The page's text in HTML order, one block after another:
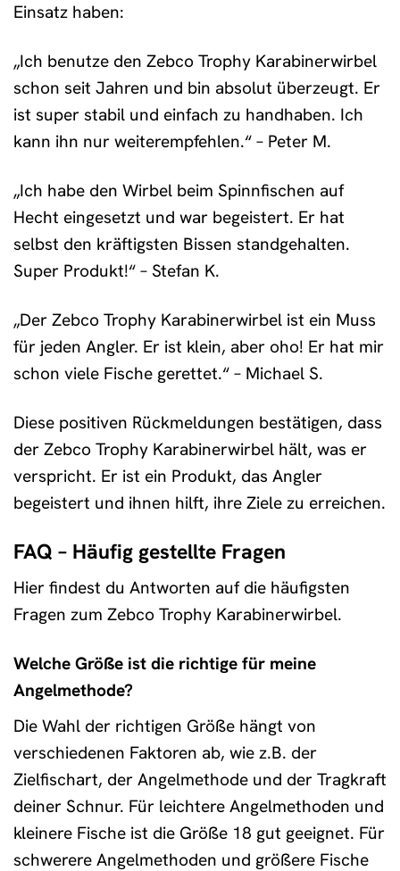
Einsatz haben:
„Ich benutze den Zebco Trophy Karabinerwirbel
schon seit Jahren und bin absolut überzeugt. Er
ist super stabil und einfach zu handhaben. Ich
kann ihn nur weiterempfehlen.“ – Peter M.
„Ich habe den Wirbel beim Spinnfischen auf
Hecht eingesetzt und war begeistert. Er hat
selbst den kräftigsten Bissen standgehalten.
Super Produkt!“ – Stefan K.
„Der Zebco Trophy Karabinerwirbel ist ein Muss
für jeden Angler. Er ist klein, aber oho! Er hat mir
schon viele Fische gerettet.“ – Michael S.
Diese positiven Rückmeldungen bestätigen, dass
der Zebco Trophy Karabinerwirbel hält, was er
verspricht. Er ist ein Produkt, das Angler
begeistert und ihnen hilft, ihre Ziele zu erreichen.
FAQ – Häufig gestellte Fragen
Hier findest du Antworten auf die häufigsten
Fragen zum Zebco Trophy Karabinerwirbel.
Welche Größe ist die richtige für meine
Angelmethode?
Die Wahl der richtigen Größe hängt von
verschiedenen Faktoren ab, wie z.B. der
Zielfischart, der Angelmethode und der Tragkraft
deiner Schnur. Für leichtere Angelmethoden und
kleinere Fische ist die Größe 18 gut geeignet. Für
schwerere Angelmethoden und größere Fische